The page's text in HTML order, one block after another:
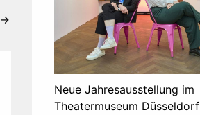
→
Neue Jahresausstellung im
Theatermuseum Düsseldorf